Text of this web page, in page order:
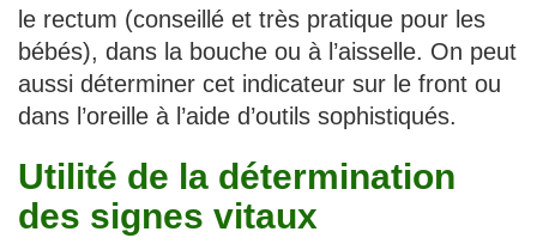
le rectum (conseillé et très pratique pour les
bébés), dans la bouche ou à l’aisselle. On peut
aussi déterminer cet indicateur sur le front ou
dans l’oreille à l’aide d’outils sophistiqués.
Utilité de la détermination
des signes vitaux